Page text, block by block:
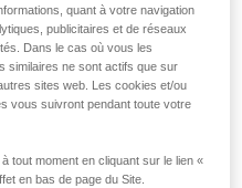
quant à votre navigation
publicitaires et de réseaux
Dans le cas où vous les
similaires ne sont actifs que sur
sites web. Les cookies et/ou
vous suivront pendant toute votre
tout moment en cliquant sur le lien «
en bas de page du Site.